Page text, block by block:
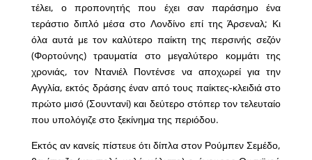
τέλει, ο προπονητής που έχει σαν παράσημο ένα
τεράστιο διπλό μέσα στο Λονδίνο επί της Άρσεναλ; Κι
όλα αυτά με τον καλύτερο παίκτη της περσινής σεζόν
(Φορτούνης) τραυματία στο μεγαλύτερο κομμάτι της
χρονιάς, τον Ντανιέλ Ποντένσε να αποχωρεί για την
Αγγλία, εκτός δράσης έναν από τους παίκτες-κλειδιά στο
πρώτο μισό (Σουντανί) και δεύτερο στόπερ τον τελευταίο
που υπολόγιζε στο ξεκίνημα της περιόδου.
Εκτός αν κανείς πίστευε ότι δίπλα στον Ρούμπεν Σεμέδο,